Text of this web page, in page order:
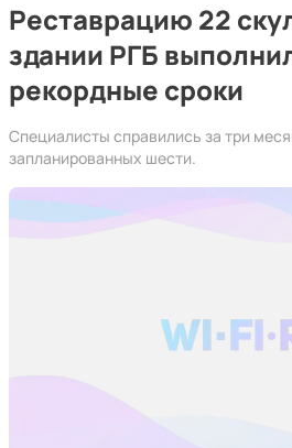
Реставрацию 22
здании РГБ
рекордные сроки
Специалисты справились за три
запланированных шести.